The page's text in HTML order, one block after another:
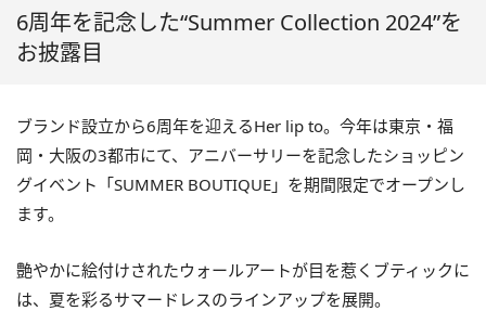
6周年を記念した“Summer Collection 2024”を
お披露目
ブランド設立から6周年を迎えるHer lip to。今年は東京・福
岡・大阪の3都市にて、アニバーサリーを記念したショッピン
グイベント「SUMMER BOUTIQUE」を期間限定でオープンし
ます。
艶やかに絵付けされたウォールアートが目を惹くブティックに
は、夏を彩るサマードレスのラインアップを展開。